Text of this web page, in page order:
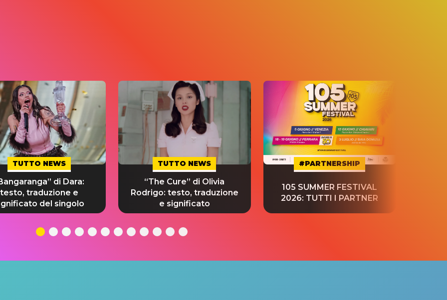
TUTTO NEWS
di Dara:
testo, traduzione e
del singolo
TUTTO NEWS
“The Cure” di Olivia
Rodrigo: testo, traduzione
e significato
#PARTNERSHIP
105 SUMMER FESTIVAL
2026: TUTTI I PARTNER